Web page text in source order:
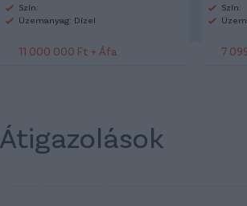
Szín:
Üzemanyag: Dízel
11 000 000 Ft + Áfa
Szín:
7
Átigazolások